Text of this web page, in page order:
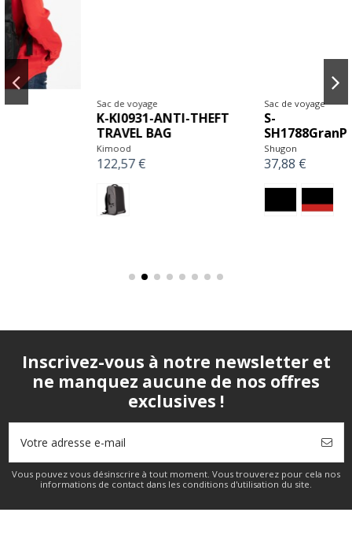
Sac de voyage
K-KI0931-ANTI-THEFT
S-
SH1788GranParadiso-
Inscrivez-vous à notre newsletter et
ne manquez aucune de nos offres
exclusives !
Vous pouvez vous désinscrire à tout moment. Vous trouverez pour cela nos
informations de contact dans les conditions d'utilisation du site.